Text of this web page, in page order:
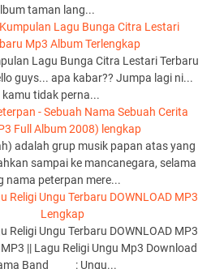
taman lang...
Lagu Bunga Citra Lestari
Mp3 Album Terlengkap
Lagu Bunga Citra Lestari Terbaru
guys... apa kabar?? Jumpa lagi ni...
tidak perna...
- Sebuah Nama Sebuah Cerita
Full Album 2008) lengkap
adalah grup musik papan atas yang
sampai ke mancanegara, selama
nama peterpan mere...
Religi Ungu Terbaru DOWNLOAD MP3
Lengkap
Religi Ungu Terbaru DOWNLOAD MP3
|| Lagu Religi Ungu Mp3 Download
Band : Ungu...